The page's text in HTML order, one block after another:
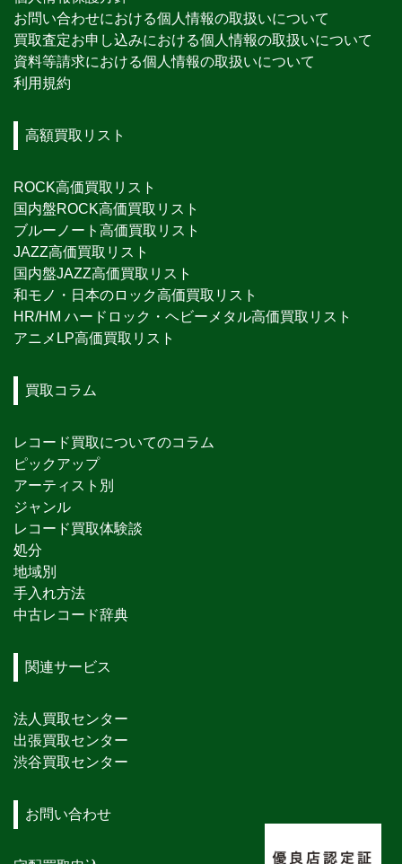
お問い合わせにおける個人情報の取扱いについて
買取査定お申し込みにおける個人情報の取扱いについて
資料等請求における個人情報の取扱いについて
利用規約
高額買取リスト
ROCK高価買取リスト
国内盤ROCK高価買取リスト
ブルーノート高価買取リスト
JAZZ高価買取リスト
国内盤JAZZ高価買取リスト
和モノ・日本のロック高価買取リスト
HR/HM ハードロック・ヘビーメタル高価買取リスト
アニメLP高価買取リスト
買取コラム
レコード買取についてのコラム
ピックアップ
アーティスト別
ジャンル
レコード買取体験談
処分
地域別
手入れ方法
中古レコード辞典
関連サービス
法人買取センター
出張買取センター
渋谷買取センター
お問い合わせ